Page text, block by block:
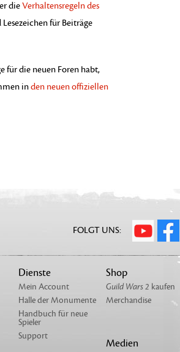
dieVerhaltensregeln des
für Beiträge
für die neuen Foren habt,
inden neuen offiziellen
FOLGT UNS:
Dienste
Mein Account
Halle der Monumente
Handbuch für neue
Spieler
Support
Shop
Guild Wars 2 kaufen
Merchandise
Medien